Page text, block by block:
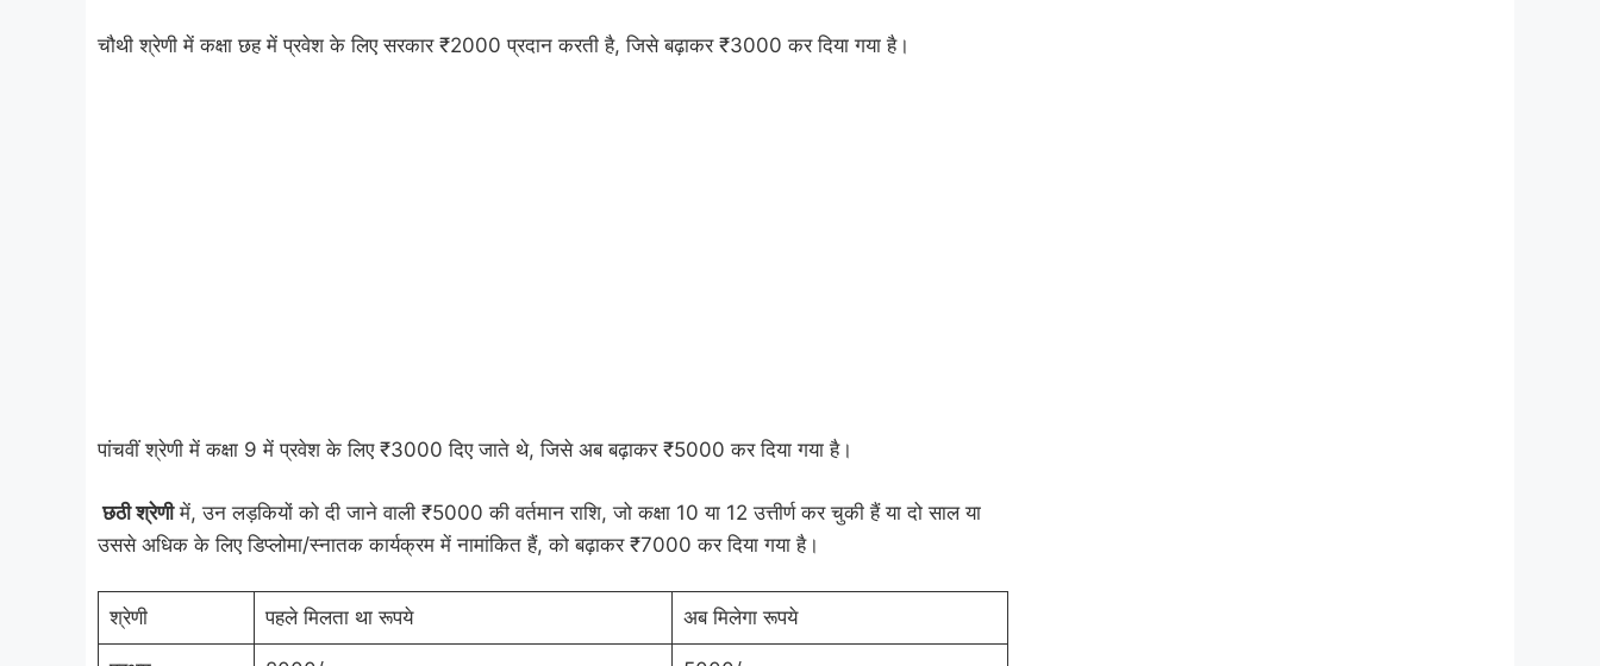
चौथी श्रेणी में कक्षा छह में प्रवेश के लिए सरकार ₹2000 प्रदान करती है, जिसे बढ़ाकर ₹3000 कर दिया गया है।
पांचवीं श्रेणी में कक्षा 9 में प्रवेश के लिए ₹3000 दिए जाते थे, जिसे अब बढ़ाकर ₹5000 कर दिया गया है।
छठी श्रेणीमें, उन लड़कियों को दी जाने वाली ₹5000 की वर्तमान राशि, जो कक्षा 10 या 12 उत्तीर्ण कर चुकी हैं या दो साल या
उससे अधिक के लिए डिप्लोमा/स्नातक कार्यक्रम में नामांकित हैं, को बढ़ाकर ₹7000 कर दिया गया है।
श्रेणी पहले मिलता था रूपये अब मिलेगा रूपये